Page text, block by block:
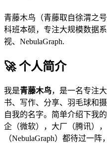
青藤木鸟（青藤取自徐渭之
科班本硕，专注大规模数据
视、NebulaGraph.
🚀 个人简介
我是青藤木鸟，是一名专注
书、写作、分享、羽毛球和摄
自我的名字。简单介绍下我
企（微软），大厂（腾讯）
（NebulaGraph）都待过一